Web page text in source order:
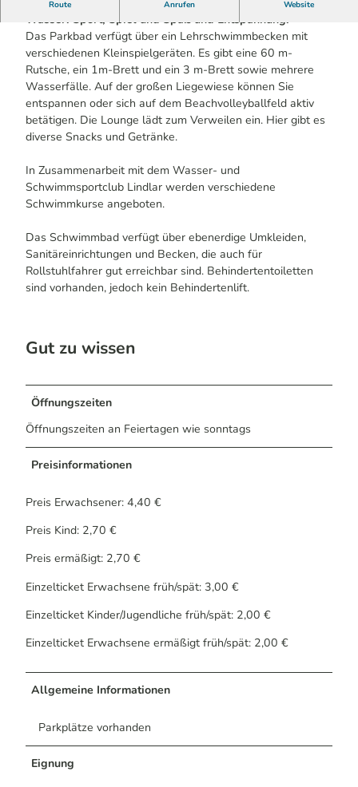
Route Anrufen Website
Das Parkbad bietet alles für einen schönen Tag im
Wasser: Sport, Spiel und Spaß und Entspannung.
Das Parkbad verfügt über ein Lehrschwimmbecken mit
verschiedenen Kleinspielgeräten. Es gibt eine 60 m-
Rutsche, ein 1m-Brett und ein 3 m-Brett sowie mehrere
Wasserfälle. Auf der großen Liegewiese können Sie
entspannen oder sich auf dem Beachvolleyballfeld aktiv
betätigen. Die Lounge lädt zum Verweilen ein. Hier gibt es
diverse Snacks und Getränke.
In Zusammenarbeit mit dem Wasser- und
Schwimmsportclub Lindlar werden verschiedene
Schwimmkurse angeboten.
Das Schwimmbad verfügt über ebenerdige Umkleiden,
Sanitäreinrichtungen und Becken, die auch für
Rollstuhlfahrer gut erreichbar sind. Behindertentoiletten
sind vorhanden, jedoch kein Behindertenlift.
Gut zu wissen
Öffnungszeiten
Öffnungszeiten an Feiertagen wie sonntags
Preisinformationen
Preis Erwachsener: 4,40 €
Preis Kind: 2,70 €
Preis ermäßigt: 2,70 €
Einzelticket Erwachsene früh/spät: 3,00 €
Einzelticket Kinder/Jugendliche früh/spät: 2,00 €
Einzelticket Erwachsene ermäßigt früh/spät: 2,00 €
Allgemeine Informationen
Parkplätze vorhanden
Eignung